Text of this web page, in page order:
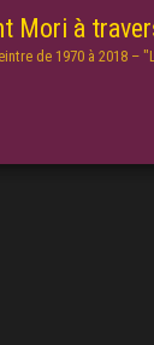
Mori à
de 1970 à 2018 –